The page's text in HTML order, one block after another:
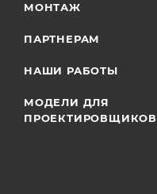
МОНТАЖ
ПАРТНЕРАМ
НАШИ РАБОТЫ
МОДЕЛИ ДЛЯ
ПРОЕКТИРОВЩИКОВ